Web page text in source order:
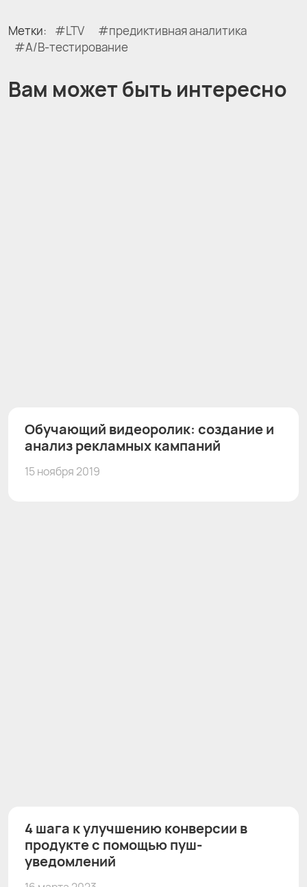
Метки: LTV
предиктивная аналитика
A/B-тестирование
Вам может быть интересно
Обучающий видеоролик: создание и
анализ рекламных кампаний
15 ноября 2019
4 шага к улучшению конверсии в
продукте с помощью пуш-
уведомлений